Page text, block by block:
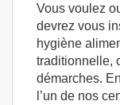
Vous voulez
devrez vous
hygiène
traditionnelle,
démarches.
l’un de nos